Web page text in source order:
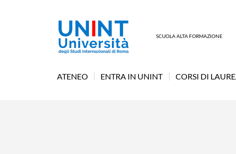
SCUOLA ALTA FORMAZIONE
ATENEO ENTRA IN UNINT CORSI DI